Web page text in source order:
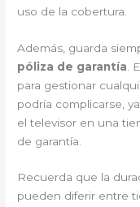
uso de la cobertura.
Además, guarda
póliza de garantía .
para gestionar
podría complicarse,
el televisor en una
de garantía.
Recuerda que la
pueden diferir entre